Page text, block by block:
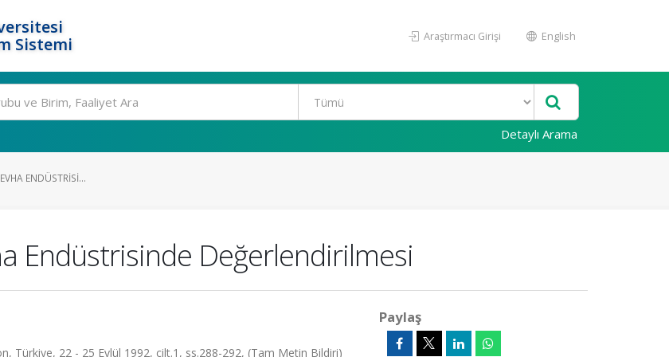
Sistemi
Araştırmacı Girişi English
Detaylı Arama
ENDÜSTRISI...
Endüstrisinde Değerlendirilmesi
Türkiye, 22 - 25 Eylül 1992, cilt.1, ss.288-292, (Tam Metin Bildiri)
Paylaş